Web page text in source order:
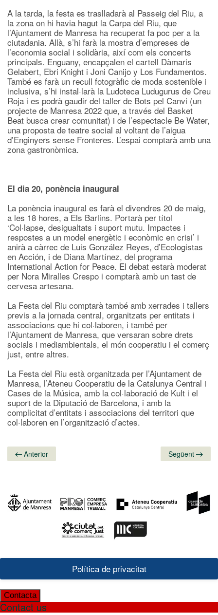
A la tarda, la festa es traslladarà al Passeig del Riu, a
la zona on hi havia hagut la Carpa del Riu, que
l’Ajuntament de Manresa ha recuperat fa poc per a la
ciutadania. Allà, s’hi farà la mostra d’empreses de
l’economia social i solidària, així com els concerts
principals. Enguany, encapçalen el cartell Dàmaris
Gelabert, Ebri Knight i Joni Canijo y Los Fundamentos.
També es farà un recull fotogràfic de moda sostenible i
inclusiva, s’hi instal·larà la Ludoteca Ludugurus de Creu
Roja i es podrà gaudir del taller de Bots pel Canvi (un
projecte de Manresa 2022 que, a través del Basket
Beat busca crear comunitat) i de l’espectacle Be Water,
una proposta de teatre social al voltant de l’aigua
d’Enginyers sense Fronteres. L’espai comptarà amb una
zona gastronòmica.
El dia 20, ponència inaugural
La ponència inaugural es farà el divendres 20 de maig,
a les 18 hores, a Els Barlins. Portarà per títol
‘Col·lapse, desigualtats i suport mutu. Impactes i
respostes a un model energètic i econòmic en crisi’ i
anirà a càrrec de Luis González Reyes, d’Ecologistas
en Acción, i de Diana Martínez, del programa
International Action for Peace. El debat estarà moderat
per Nora Miralles Crespo i comptarà amb un tast de
cervesa artesana.
La Festa del Riu comptarà també amb xerrades i tallers
previs a la jornada central, organitzats per entitats i
associacions que hi col·laboren, i també per
l’Ajuntament de Manresa, que versaran sobre drets
socials i mediambientals, el món cooperatiu i el comerç
just, entre altres.
La Festa del Riu està organitzada per l’Ajuntament de
Manresa, l’Ateneu Cooperatiu de la Catalunya Central i
Cases de la Música, amb la col·laboració de Kult i el
suport de la Diputació de Barcelona, i amb la
complicitat d’entitats i associacions del territori que
col·laboren en l’organització d’actes.
Anterior Següent
Política de privacitat
Contacta
Contact us